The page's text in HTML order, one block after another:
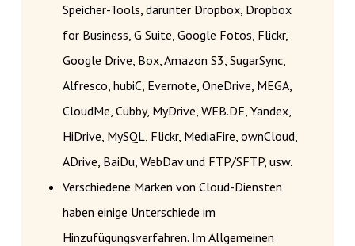
Speicher-Tools, darunter Dropbox, Dropbox
for Business, G Suite, Google Fotos, Flickr,
Google Drive, Box, Amazon S3, SugarSync,
Alfresco, hubiC, Evernote, OneDrive, MEGA,
CloudMe, Cubby, MyDrive, WEB.DE, Yandex,
HiDrive, MySQL, Flickr, MediaFire, ownCloud,
ADrive, BaiDu, WebDav und FTP/SFTP, usw.
Verschiedene Marken von Cloud-Diensten
haben einige Unterschiede im
Hinzufügungsverfahren. Im Allgemeinen